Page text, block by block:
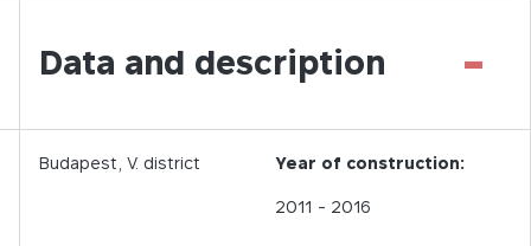
Data and description -
Budapest, V. district Year of construction:
2011 - 2016